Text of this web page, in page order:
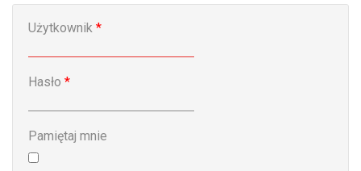
Użytkownik *
Hasło *
Pamiętaj mnie